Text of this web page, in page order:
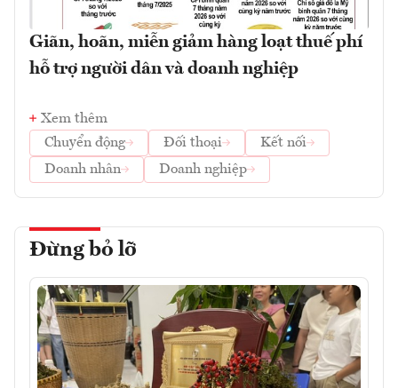
Giãn, hoãn, miễn giảm hàng loạt thuế phí
hỗ trợ người dân và doanh nghiệp
Xem thêm
Chuyển động
Đối thoại
Kết nối
Doanh nhân
Doanh nghiệp
Đừng bỏ lỡ